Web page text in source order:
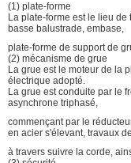
(1) plate-forme
La plate-forme est le lieu
basse balustrade, embase,
plate-forme de support de
(2) mécanisme de grue
La grue est le moteur de la
électrique adopté.
La grue est conduite par le
asynchrone triphasé,
commençant par le
en acier s'élevant, travaux
à travers suivre la corde,